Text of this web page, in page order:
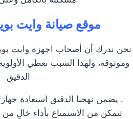
موقع صيانة وايت
نحن ندرك أن أصحاب اجهزة وايت
وموثوقة، ولهذا السبب نعطي
الدقيق
. يضمن نهجنا الدقيق استعادة
تتمكن من الاستمتاع بأداء خالٍ